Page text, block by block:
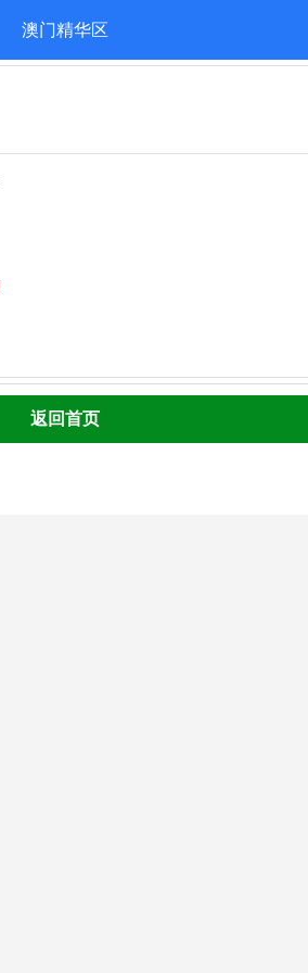
澳门精华区
返回首页